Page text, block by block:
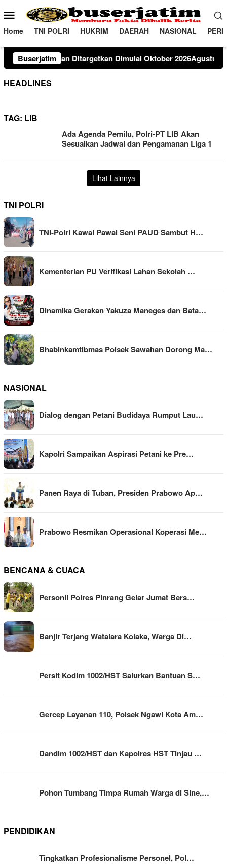
ke
konten
Menu
Mobile
Home TNI POLRI HUKRIM DAERAH NASIONAL
Buserjatim
Dimulai Oktober 2026Agustus 7, 2026
HEADLINES
TAG: LIB
Ada Agenda Pemilu, Polri-PT LIB Akan
Sesuaikan Jadwal dan Pengamanan Liga 1
Lihat Lainnya
TNI POLRI
TNI-Polri Kawal Pawai Seni PAUD Sambut H…
Kementerian PU Verifikasi Lahan Sekolah …
Dinamika Gerakan Yakuza Maneges dan Bata…
Bhabinkamtibmas Polsek Sawahan Dorong Ma…
NASIONAL
Dialog dengan Petani Budidaya Rumput Lau…
Kapolri Sampaikan Aspirasi Petani ke Pre…
Panen Raya di Tuban, Presiden Prabowo Ap…
Prabowo Resmikan Operasional Koperasi Me…
BENCANA & CUACA
Personil Polres Pinrang Gelar Jumat Bers…
Banjir Terjang Watalara Kolaka, Warga Di…
Persit Kodim 1002/HST Salurkan Bantuan S…
Gercep Layanan 110, Polsek Ngawi Kota Am…
Dandim 1002/HST dan Kapolres HST Tinjau …
Pohon Tumbang Timpa Rumah Warga di Sine,…
PENDIDIKAN
Tingkatkan Profesionalisme Personel, Pol…